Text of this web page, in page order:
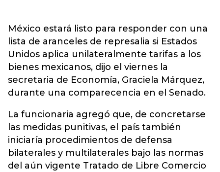
México estará listo para responder con una
lista de aranceles de represalia si Estados
Unidos aplica unilateralmente tarifas a los
bienes mexicanos, dijo el viernes la
secretaria de Economía, Graciela Márquez,
durante una comparecencia en el Senado.
La funcionaria agregó que, de concretarse
las medidas punitivas, el país también
iniciaría procedimientos de defensa
bilaterales y multilaterales bajo las normas
del aún vigente Tratado de Libre Comercio